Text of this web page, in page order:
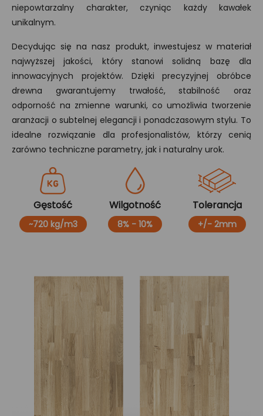
niepowtarzalny charakter, czyniąc każdy kawałek
unikalnym.
Decydując się na nasz produkt, inwestujesz w materiał
najwyższej jakości, który stanowi solidną bazę dla
innowacyjnych projektów. Dzięki precyzyjnej obróbce
drewna gwarantujemy trwałość, stabilność oraz
odporność na zmienne warunki, co umożliwia tworzenie
aranżacji o subtelnej elegancji i ponadczasowym stylu. To
idealne rozwiązanie dla profesjonalistów, którzy cenią
zarówno techniczne parametry, jak i naturalny urok.
Gęstość
~720 kg/m3
Wilgotność
8% - 10%
Tolerancja
+/- 2mm